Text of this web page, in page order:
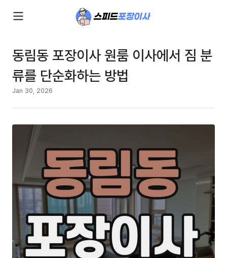
동림동 포장이사 원룸 이사에서 짐 분
류를 단순화하는 방법
Jan 30, 2026